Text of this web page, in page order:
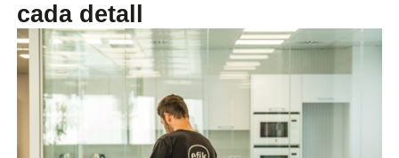
cada detall